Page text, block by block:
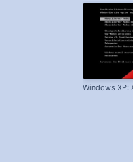
Windows XP: